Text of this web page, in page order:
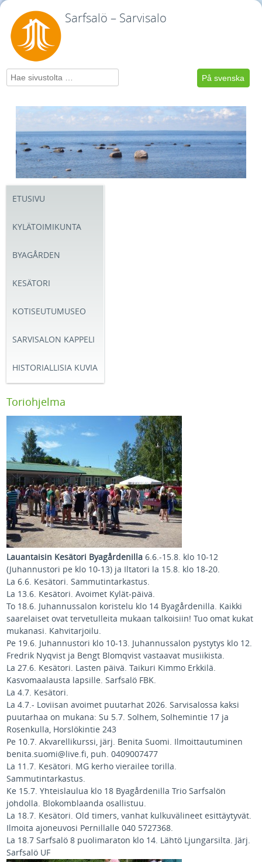
Sarfsalö – Sarvisalo
På svenska
Hae
ETUSIVU
KYLÄTOIMIKUNTA
BYAGÅRDEN
KESÄTORI
KOTISEUTUMUSEO
SARVISALON KAPPELI
HISTORIALLISIA KUVIA
Toriohjelma
Lauantaisin Kesätori Byagårdenilla 6.6.-15.8. klo 10-12
(Juhannustori pe klo 10-13) ja Iltatori la 15.8. klo 18-20.
La 6.6. Kesätori. Sammutintarkastus.
La 13.6. Kesätori. Avoimet Kylät-päivä.
To 18.6. Juhannussalon koristelu klo 14 Byagårdenilla. Kaikki
saarelaiset ovat tervetulleita mukaan talkoisiin! Tuo omat kukat
mukanasi. Kahvitarjoilu.
Pe 19.6. Juhannustori klo 10-13. Juhannussalon pystytys klo 12.
Fredrik Nyqvist ja Bengt Blomqvist vastaavat musiikista.
La 27.6. Kesätori. Lasten päivä. Taikuri Kimmo Erkkilä.
Kasvomaalausta lapsille. Sarfsalö FBK.
La 4.7. Kesätori.
La 4.7.- Loviisan avoimet puutarhat 2026. Sarvisalossa kaksi
puutarhaa on mukana: Su 5.7. Solhem, Solhemintie 17 ja
Rosenkulla, Horslökintie 243
Pe 10.7. Akvarellikurssi, järj. Benita Suomi. Ilmoittautuminen
benita.suomi@live.fi, puh. 0409007477
La 11.7. Kesätori. MG kerho vierailee torilla.
Sammutintarkastus.
Ke 15.7. Yhteislaulua klo 18 Byagårdenilla Trio Sarfsalön
johdolla. Blokomblaanda osallistuu.
La 18.7. Kesätori. Old timers, vanhat kulkuvälineet esittäytyvät.
Ilmoita ajoneuvosi Pernillalle 040 5727368.
La 18.7 Sarfsalö 8 puolimaraton klo 14. Lähtö Ljungarsilta. Järj.
Sarfsalö UF